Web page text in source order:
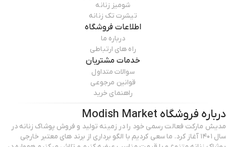
شومیز زنانه
تیشرت تک زنانه
اطلاعات فروشگاه
درباره ما
راه های ارتباطی
خدمات مشتریان
سوالات متداول
قوانین مرجوعی
راهنمای خرید
درباره فروشگاه Modish Market
مدیش مارکت فعالت رسمی خود را در زمینه تولید و فروش پوشاک زنانه در
سال ۱۴۰۱ آغاز کرد. ما سعی کردیم با الگو برداری از برند های معتبر خارجی